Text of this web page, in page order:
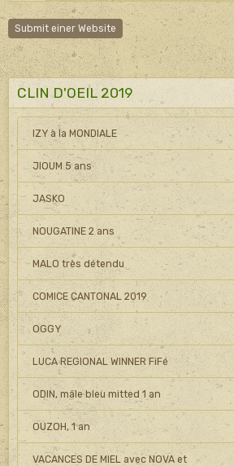
Submit einer Website
CLIN D'OEIL 2019
IZY à la MONDIALE
JIOUM 5 ans
JASKO
NOUGATINE 2 ans
MALO très détendu
COMICE CANTONAL 2019
OGGY
LUCA REGIONAL WINNER FiFé
ODIN, mâle bleu mitted 1 an
OUZOH, 1 an
VACANCES DE MIEL avec NOVA et